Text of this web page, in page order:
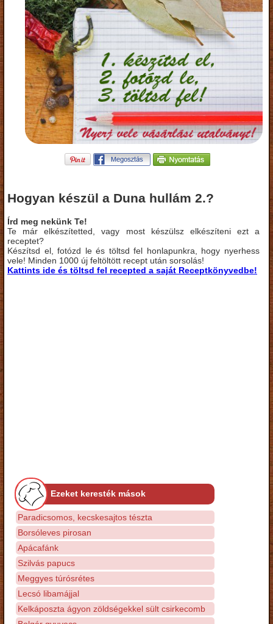
Hogyan készül a Duna hullám 2.?
Írd meg nekünk Te!
Te már elkészítetted, vagy most készülsz elkészíteni ezt a
receptet?
Készítsd el, fotózd le és töltsd fel honlapunkra, hogy nyerhess
vele! Minden 1000 új feltöltött recept után sorsolás!
Kattints ide és töltsd fel recepted a saját Receptkönyvedbe!
Ezeket keresték mások
Paradicsomos, kecskesajtos tészta
Borsóleves pirosan
Apácafánk
Szilvás papucs
Meggyes túrósrétes
Lecsó libamájjal
Kelkáposzta ágyon zöldségekkel sült csirkecomb